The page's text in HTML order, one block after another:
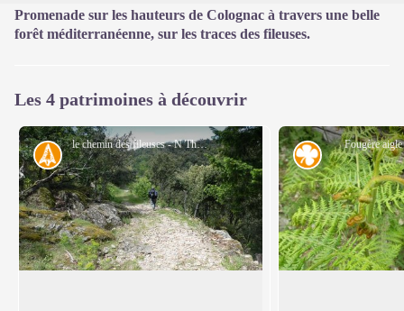
Promenade sur les hauteurs de Colognac à travers une belle
forêt méditerranéenne, sur les traces des fileuses.
Les 4 patrimoines à découvrir
le chemin des fileuses - N Thomas
Histoire
Fougère
Flore